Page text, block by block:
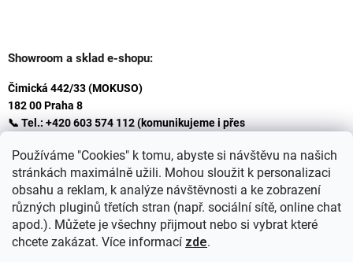
Používáme "Cookies" k tomu, abyste si návštěvu na našich
stránkách maximálně užili. Mohou sloužit k personalizaci
obsahu a reklam, k analýze návštěvnosti a ke zobrazení
různých pluginů třetích stran (např. sociální sítě, online chat
apod.). Můžete je všechny přijmout nebo si vybrat které
chcete zakázat. Více informací zde.
Showroom a sklad e-shopu:
Čimická 442/33 (MOKUSO)
182 00 Praha 8
📞 Tel.: +420 603 574 112 (komunikujeme i přes
✉️ E-mail: info@ceskakoupelna.cz